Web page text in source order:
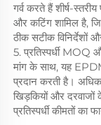
गर्व करते हैं शीर्ष-
और कटिंग शामिल है,
ठीक सटीक
5. प्रतिस्पर्धी MOQ
मांग के साथ, यह
प्रदान करती है।
खिड़कियों और दरवाजों
प्रतिस्पर्धी कीमतों का